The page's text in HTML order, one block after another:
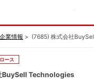
企業情報 (7685) 株式会社
ース
BuySell Technologies